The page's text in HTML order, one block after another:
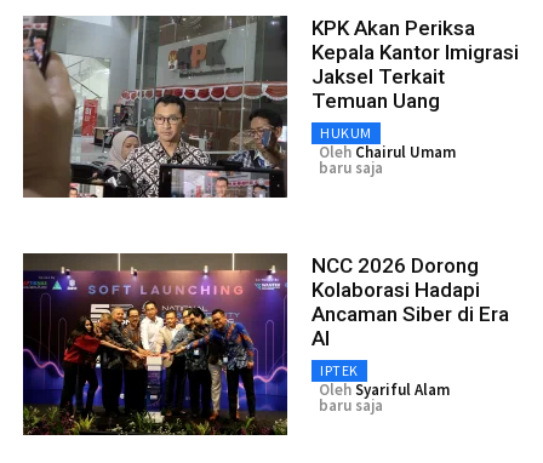
KPK Akan Periksa
Kepala Kantor Imigrasi
Jaksel Terkait
Temuan Uang
HUKUM
Oleh Chairul Umam
baru saja
NCC 2026 Dorong
Kolaborasi Hadapi
Ancaman Siber di Era
AI
IPTEK
OlehSyariful Alam
baru saja